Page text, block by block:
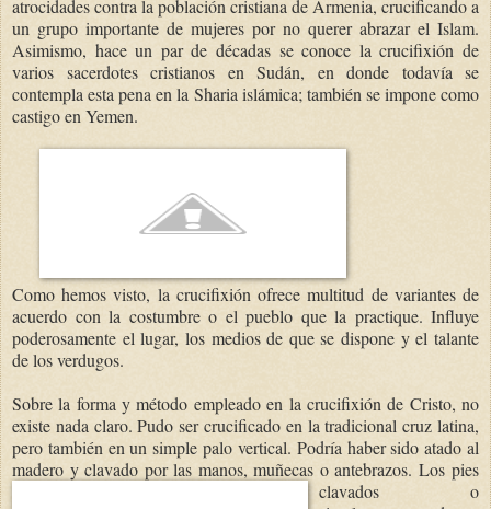
atrocidades contra la población cristiana de Armenia, crucificando a
un grupo importante de mujeres por no querer abrazar el Islam.
Asimismo, hace un par de décadas se conoce la crucifixión de
varios sacerdotes cristianos en Sudán, en donde todavía se
contempla esta pena en la Sharia islámica; también se impone como
castigo en Yemen.
Como hemos visto, la crucifixión ofrece multitud de variantes de
acuerdo con la costumbre o el pueblo que la practique. Influye
poderosamente el lugar, los medios de que se dispone y el talante
de los verdugos.
Sobre la forma y método empleado en la crucifixión de Cristo, no
existe nada claro. Pudo ser crucificado en la tradicional cruz latina,
pero también en un simple palo vertical. Podría haber sido atado al
madero y clavado por las manos, muñecas o antebrazos. Los pies
clavados o